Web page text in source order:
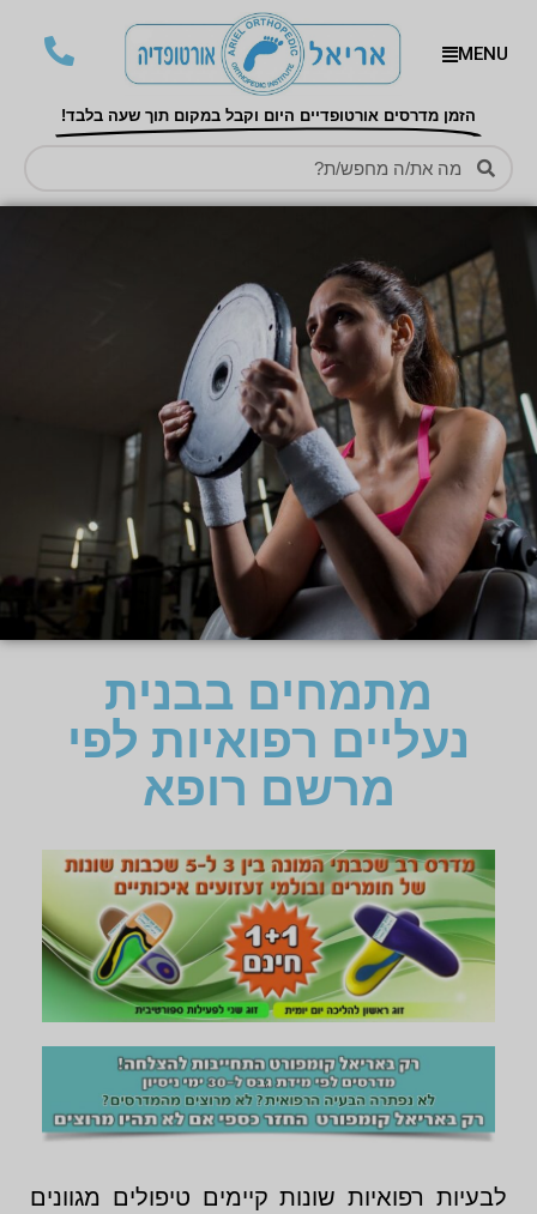
MENU
הזמן מדרסים אורטופדיים היום וקבל במקום תוך שעה בלבד!
מתמחים בבנית
נעליים רפואיות לפי
מרשם רופא
לבעיות רפואיות שונות קיימים טיפולים מגוונים